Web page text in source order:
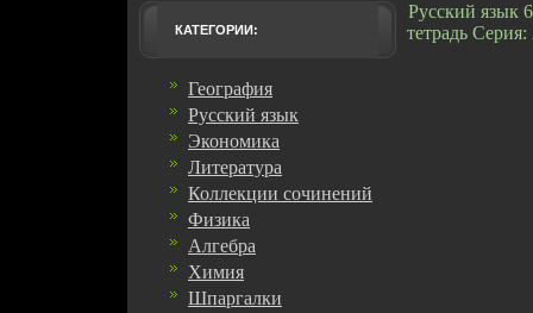
КАТЕГОРИИ:
География
Русский язык
Экономика
Литература
Коллекции сочинений
Физика
Алгебра
Химия
Шпаргалки
Русский язык
тетрадь